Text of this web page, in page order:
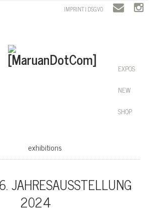
IMPRINT | DSGVO
EXPOS
NEW
SHOP
exhibitions
JAHRESAUSSTELLUNG
2024